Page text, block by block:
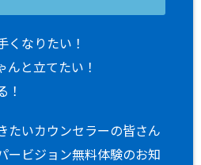
くなりたい！
んと立てたい！
！
たいカウンセラーの皆さん
ービジョン無料体験のお知